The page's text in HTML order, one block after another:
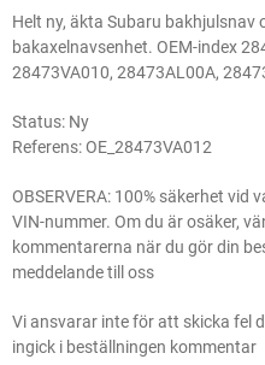
Helt ny, äkta Subaru bakhjulsnav
bakaxelnavsenhet. OEM-index
28473VA010, 28473AL00A,
Status: Ny
Referens:OE_28473VA012
OBSERVERA: 100% säkerhet vid
VIN-nummer. Om du är osäker,
kommentarerna när du gör din
meddelande till oss
Vi ansvarar inte för att skicka fel
ingick i beställningen kommentar